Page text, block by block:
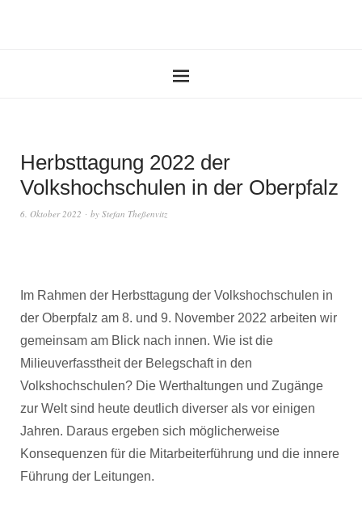
Herbsttagung 2022 der
Volkshochschulen in der Oberpfalz
6. Oktober 2022 by Stefan Theßenvitz
Im Rahmen der Herbsttagung der Volkshochschulen in
der Oberpfalz am 8. und 9. November 2022 arbeiten wir
gemeinsam am Blick nach innen. Wie ist die
Milieuverfasstheit der Belegschaft in den
Volkshochschulen? Die Werthaltungen und Zugänge
zur Welt sind heute deutlich diverser als vor einigen
Jahren. Daraus ergeben sich möglicherweise
Konsequenzen für die Mitarbeiterführung und die innere
Führung der Leitungen.